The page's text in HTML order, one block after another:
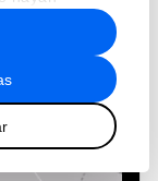
que haya